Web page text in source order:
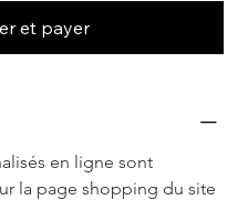
et payer
en ligne sont
la page shopping du site